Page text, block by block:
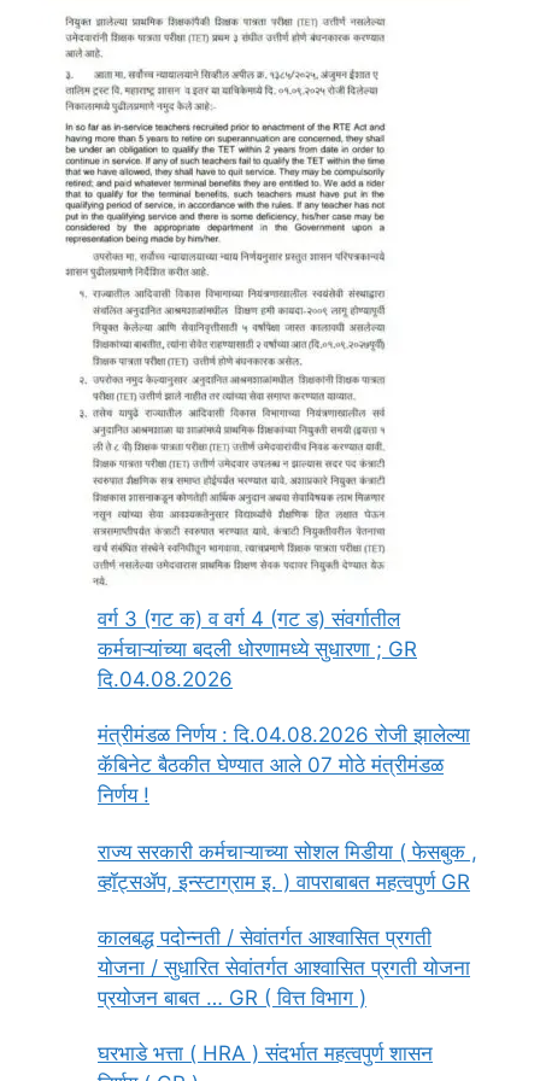
वर्ग 3 (गट क) व वर्ग 4 (गट ड) संवर्गातील
कर्मचाऱ्यांच्या बदली धोरणामध्ये सुधारणा ; GR
दि.04.08.2026
मंत्रीमंडळ निर्णय : दि.04.08.2026 रोजी झालेल्या
कॅबिनेट बैठकीत घेण्यात आले 07 मोठे मंत्रीमंडळ
निर्णय !
राज्य सरकारी कर्मचाऱ्याच्या सोशल मिडीया ( फेसबुक ,
व्हॉट्सॲप, इन्स्टाग्राम इ. ) वापराबाबत महत्वपुर्ण GR
कालबद्ध पदोन्नती / सेवांतर्गत आश्वासित प्रगती
योजना / सुधारित सेवांतर्गत आश्वासित प्रगती योजना
प्रयोजन बाबत … GR ( वित्त विभाग )
घरभाडे भत्ता ( HRA ) संदर्भात महत्वपुर्ण शासन